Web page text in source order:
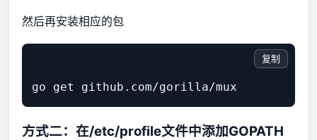
然后再安装相应的包
复制
方式二：在/etc/profile文件中添加GOPATH